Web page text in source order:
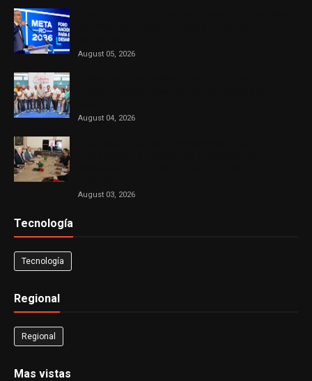
August 05, 2026
August 04, 2026
August 03, 2026
Tecnología
Tecnología
Regional
Regional
Mas vistas